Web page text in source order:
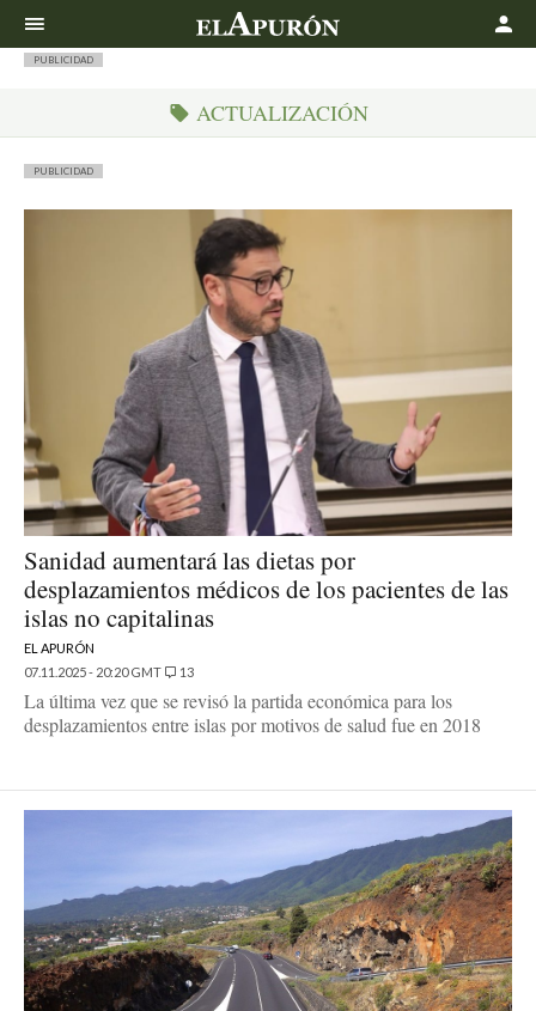
PUBLICIDAD
ACTUALIZACIÓN
PUBLICIDAD
Sanidad aumentará las dietas por
desplazamientos médicos de los pacientes de las
islas no capitalinas
EL APURÓN
07.11.2025 - 20:20 GMT
13
La última vez que se revisó la partida económica para los
desplazamientos entre islas por motivos de salud fue en 2018